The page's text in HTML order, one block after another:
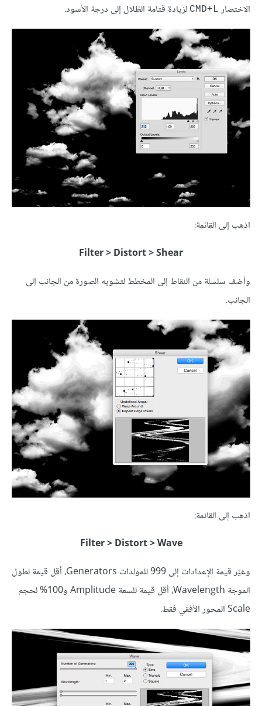
الاختصار CMD+L لزيادة قتامة الظلال إلى درجة الأسود.
اذهب إلى القائمة:
Filter > Distort > Shear
وأضف سلسلة من النقاط إلى المخطط لتشويه الصورة من الجانب إلى
الجانب.
اذهب إلى القائمة:
Filter > Distort > Wave
وغيّر قيمة الإعدادات إلى 999 للمولدات Generators، أقل قيمة لطول
الموجة Wavelength، أقل قيمة للسعة Amplitude و100% لحجم
Scale المحور الأفقي فقط.